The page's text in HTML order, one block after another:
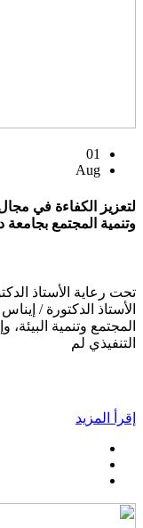
01
Aug
لتعزيز الكفاءة في
وتنمية المجتمع
الأستاذ الدكتورة /
المجتمع وتنمية
التنفيذي لم
إقرأ المزيد